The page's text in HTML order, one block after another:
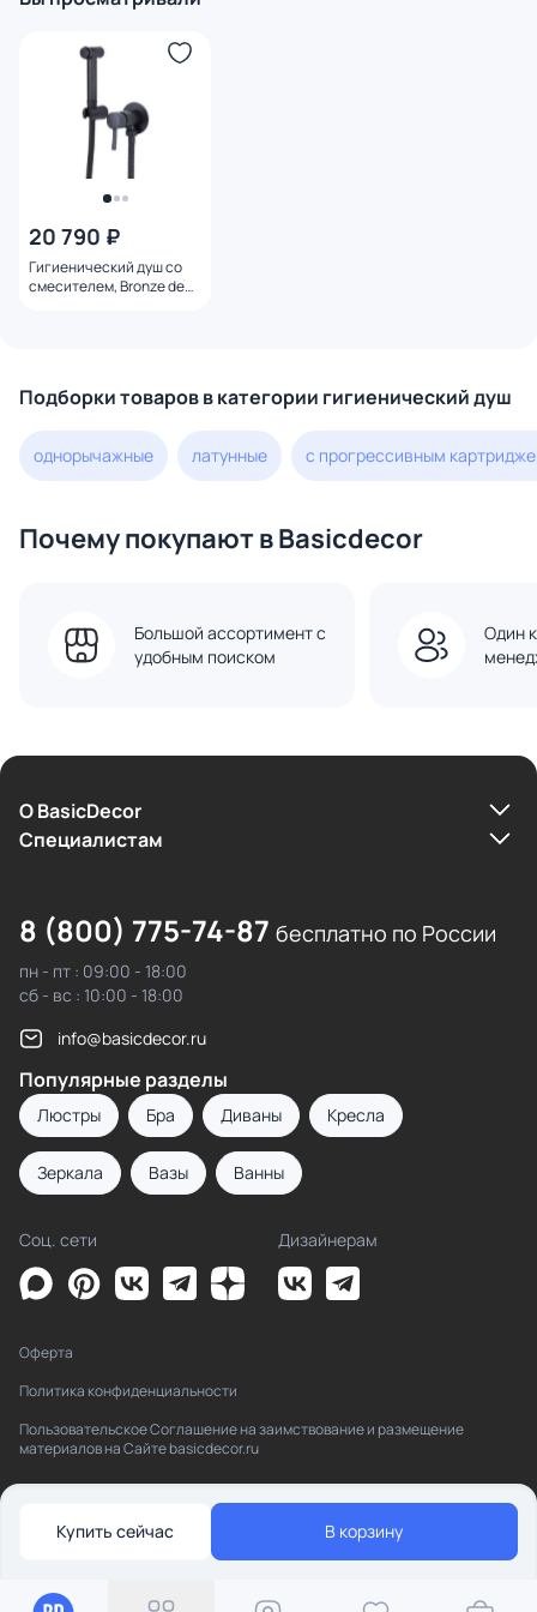
20 790 ₽
Гигиенический душ со
смесителем, Bronze de
Подборки товаров в категории гигиенический душ
однорычажные латунные с прогрессивным
Почему покупают в Basicdecor
Большой ассортимент с
удобным поиском
Один
Купить сейчас В корзину
О BasicDecor
Cпециалистам
8 (800) 775-74-87 бесплатно по России
пн - пт : 09:00 - 18:00
сб - вс : 10:00 - 18:00
info@basicdecor.ru
Популярные разделы
Люстры Бра Диваны Кресла
Зеркала Вазы Ванны
Соц. сети Дизайнерам
Оферта
Политика конфиденциальности
Пользовательское Соглашение на заимствование и размещение
материалов на Сайте basicdecor.ru